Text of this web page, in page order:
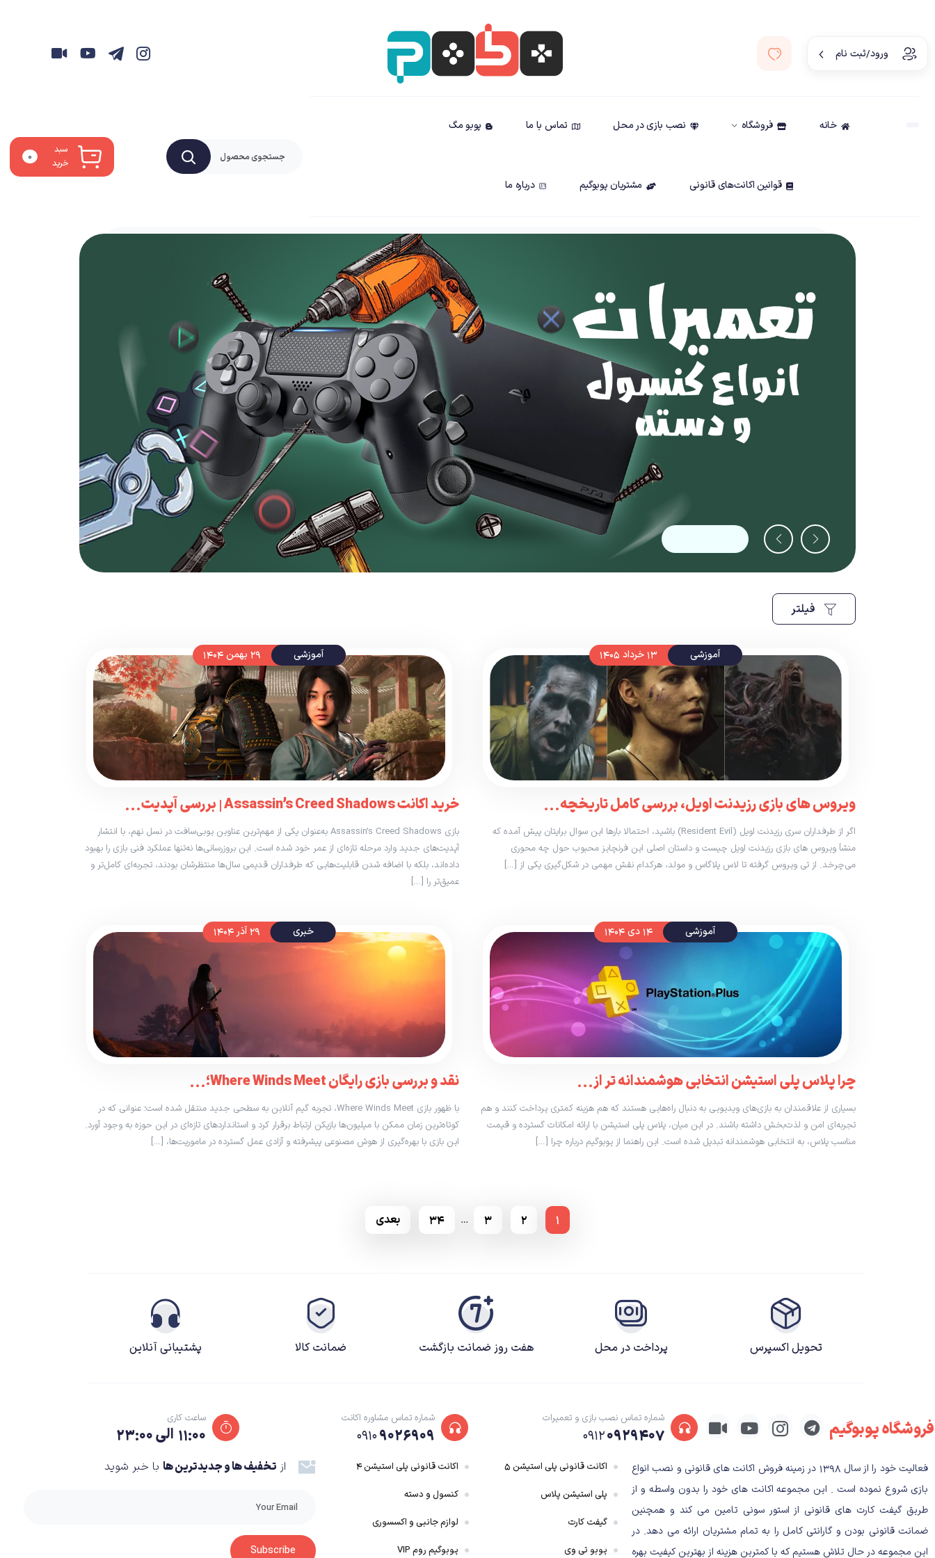
ورود/ثبت نام
خانه فروشگاه نصب بازی در محل تماس با ما پوبو مگ
قوانین اکانت‌های قانونی مشتریان پوبوگیم درباره ما
سبد
خرید
۰
فیلتر
آموزشی ۱۳ خرداد ۱۴۰۵
ویروس های بازی رزیدنت اویل، بررسی کامل تاریخچه...
اگر از طرفداران سری رزیدنت اویل (Resident Evil) باشید، احتمالا بارها این سوال برایتان پیش آمده که
منشأ ویروس های بازی رزیدنت اویل چیست و داستان اصلی این فرنچایز محبوب حول چه محوری
می‌چرخد. از تی ویروس گرفته تا لاس پلاگاس و مولد، هرکدام نقش مهمی در شکل‌گیری یکی از […]
آموزشی ۲۹ بهمن ۱۴۰۴
خرید اکانت Assassin’s Creed Shadows | بررسی آپدیت...
بازی Assassin’s Creed Shadows به‌عنوان یکی از مهم‌ترین عناوین یوبی‌سافت در نسل نهم، با انتشار
آپدیت‌های جدید وارد مرحله تازه‌ای از عمر خود شده است. این بروزرسانی‌ها نه‌تنها عملکرد فنی بازی را بهبود
داده‌اند، بلکه با اضافه شدن قابلیت‌هایی که طرفداران قدیمی سال‌ها منتظرشان بودند، تجربه‌ای کامل‌تر و
عمیق‌تر را […]
آموزشی ۱۴ دی ۱۴۰۴
چرا پلاس پلی استیشن انتخابی هوشمندانه تر از...
بسیاری از علاقمندان به بازی‌های ویدیویی به دنبال راه‌هایی هستند که هم هزینه کمتری پرداخت کنند و هم
تجربه‌ای امن و لذت‌بخش داشته باشند. در این میان، پلاس پلی استیشن با ارائه امکانات گسترده و قیمت
مناسب پلاس، به انتخابی هوشمندانه تبدیل شده است. این راهنما از پوبوگیم درباره چرا […]
خبری ۲۹ آذر ۱۴۰۴
نقد و بررسی بازی رایگان Where Winds Meet؛...
با ظهور بازی Where Winds Meet، تجربه گیم آنلاین به سطحی جدید منتقل شده است؛ عنوانی که در
کوتاه‌ترین زمان ممکن با میلیون‌ها بازیکن ارتباط برقرار کرد و استانداردهای تازه‌ای در این حوزه به وجود آورد.
این بازی با بهره‌گیری از هوش مصنوعی پیشرفته و آزادی عمل گسترده در ماموریت‌ها، […]
۱ ۲ ۳ … ۳۴ بعدی
تحویل اکسپرس پرداخت در محل هفت روز ضمانت بازگشت ضمانت کالا پشتیبانی آنلاین
فروشگاه پوبوگیم
شماره تماس نصب بازی و تعمیرات
۰۹۱۲۰۹۲۹۴۰۷
شماره تماس مشاوره اکانت
۰۹۱۰۹۰۲۶۹۰۹
ساعت کاری
۱۱:۰۰ الی ۲۳:۰۰
فعالیت خود را از سال ۱۳۹۸ در زمینه فروش اکانت های قانونی و نصب انواع
بازی شروع نموده است . این مجموعه اکانت های خود را بدون واسطه و از
طریق گیفت کارت های قانونی از استور سونی تامین می کند و همچنین
ضمانت قانونی بودن و گارانتی کامل را به تمام مشتریان ارائه می دهد. در
این مجموعه در حال تلاش هستیم که با کمترین هزینه از بهترین کیفیت بهره
اکانت قانونی پلی استیشن ۵
پلی استیشن پلاس
گیفت کارت
پوبو تی وی
اکانت قانونی پلی استیشن ۴
کنسول و دسته
لوازم جانبی و اکسسوری
پوبوگیم روم VIP
از تخفیف ها و جدیدترین ها با خبر شوید
Subscribe